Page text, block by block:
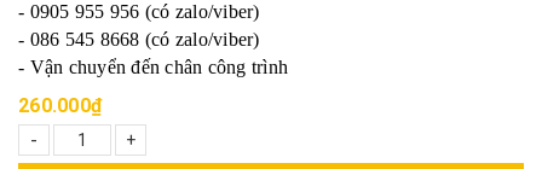
- 0905 955 956 (có zalo/viber)
- 086 545 8668 (có zalo/viber)
- Vận chuyển đến chân công trình
260.000₫
-
+